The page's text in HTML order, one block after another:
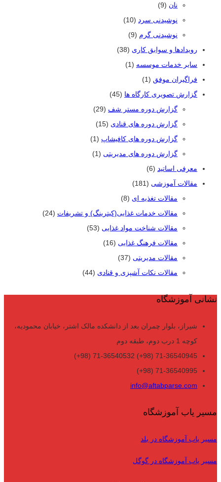
نان (9)
نوشیدنی سرد (10)
نوشیدنی گرم (9)
رویدادها و سوابق کاری (38)
سایر خدمات موسسه (1)
فراگیران موفق (1)
گزارش تصویری کارگاه ها (45)
گزارش دوره مستر شف (29)
گزارش دوره های قنادی (15)
گزارش دوره های کافیشاپ (1)
گزارش دوره های مدیریتی (1)
معرفی اساتید (6)
مقالات آموزشی (181)
مقالات تغذیه ای (8)
مقالات خدمات غذایی(کیترینگ) و تشریفات (24)
مقالات شناخت مواد غذایی (53)
مقالات فرهنگ غذایی (16)
مقالات مدیریتی (37)
مقالات نکات آشپزی و قنادی (44)
نشانی آموزشگاه
شیراز، بلوار چمران بعد از دانشکده مالک اشتر، خیابان محمودیه،
کوچه 1 درب دوم، طبقه دوم
71-36540945 (98+) 71-36540532 (98+)
71-36540995 (98+)
info@aftabparse.com
مسیر یاب آموزشگاه
مسیر یاب آموزشگاه در بلد
مسیر یاب آموزشگاه در گوگل